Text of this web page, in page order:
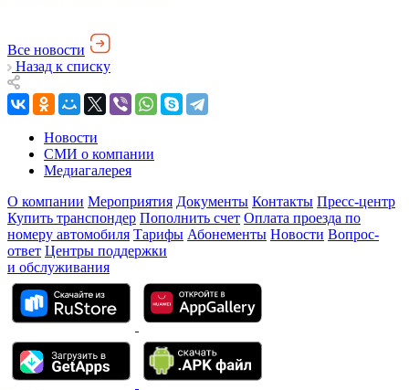
Все новости
Назад к списку
Новости
СМИ о компании
Медиагалерея
О компании Мероприятия Документы Контакты Пресс-центр
Купить транспондер Пополнить счет Оплата проезда по
номеру автомобиля Тарифы Абонементы Новости Вопрос-
ответ Центры поддержки
и обслуживания